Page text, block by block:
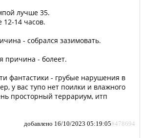
лучше 35.
12-14 часов.
- собрался зазимовать.
причина - болеет.
фантастики - грубые нарушения в
у вас тупо нет поилки и влажного
просторный террариум, итп
добавлено 16/10/2023 05:19:05#478694